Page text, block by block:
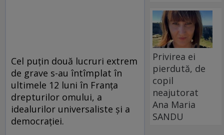
Cel puţin două lucruri extrem
de grave s-au întîmplat în
ultimele 12 luni în Franţa
drepturilor omului, a
idealurilor universaliste şi a
democraţiei.
Privirea ei
pierdută, de
copil
neajutorat
Ana Maria
SANDU